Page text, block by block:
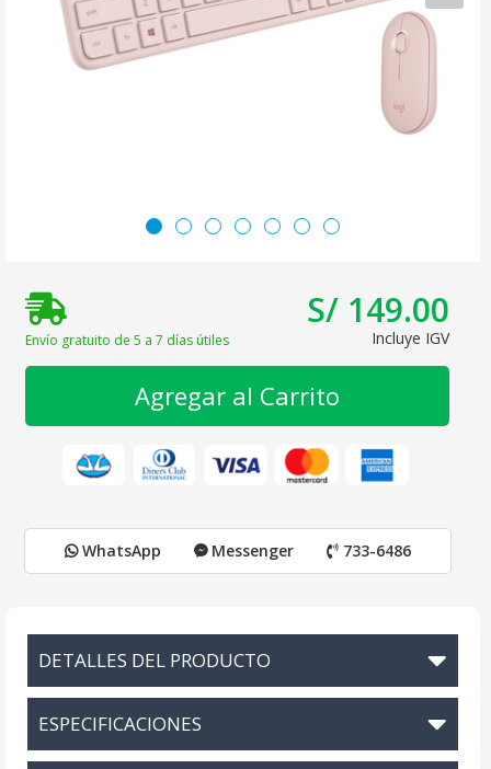
Envío gratuito de 5 a 7 días útiles
S/ 149.00
Incluye IGV
Agregar al Carrito
WhatsApp Messenger 733-6486
DETALLES DEL PRODUCTO
ESPECIFICACIONES